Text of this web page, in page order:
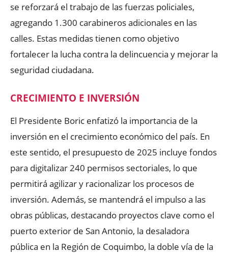
se reforzará el trabajo de las fuerzas policiales,
agregando 1.300 carabineros adicionales en las
calles. Estas medidas tienen como objetivo
fortalecer la lucha contra la delincuencia y mejorar la
seguridad ciudadana.
CRECIMIENTO E INVERSIÓN
El Presidente Boric enfatizó la importancia de la
inversión en el crecimiento económico del país. En
este sentido, el presupuesto de 2025 incluye fondos
para digitalizar 240 permisos sectoriales, lo que
permitirá agilizar y racionalizar los procesos de
inversión. Además, se mantendrá el impulso a las
obras públicas, destacando proyectos clave como el
puerto exterior de San Antonio, la desaladora
pública en la Región de Coquimbo, la doble vía de la